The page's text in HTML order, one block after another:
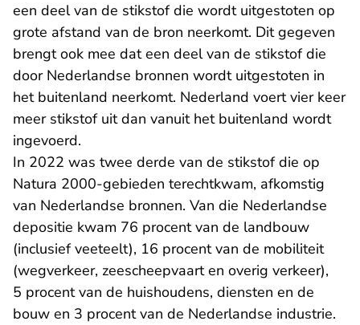
een deel van de stikstof die wordt uitgestoten op
grote afstand van de bron neerkomt. Dit gegeven
brengt ook mee dat een deel van de stikstof die
door Nederlandse bronnen wordt uitgestoten in
het buitenland neerkomt. Nederland voert vier keer
meer stikstof uit dan vanuit het buitenland wordt
ingevoerd.
In 2022 was twee derde van de stikstof die op
Natura 2000-gebieden terechtkwam, afkomstig
van Nederlandse bronnen. Van die Nederlandse
depositie kwam 76 procent van de landbouw
(inclusief veeteelt), 16 procent van de mobiliteit
(wegverkeer, zeescheepvaart en overig verkeer),
5 procent van de huishoudens, diensten en de
bouw en 3 procent van de Nederlandse industrie.